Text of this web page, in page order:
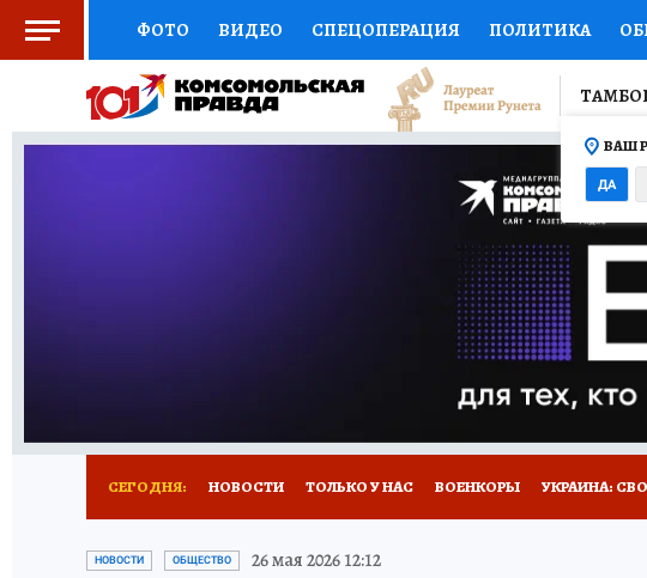
ФОТО ВИДЕО СПЕЦОПЕРАЦИЯ ПОЛИТИКА
СОЦПОДДЕРЖКА НАУКА СПОРТ КОЛУМНИСТЫ
ВЫБОР ЭКСПЕРТОВ ДОКТОР ФИНАНСЫ
ПРОГНОЗЫ НА СПОРТ
ТЕЛЕВИЗОР
НОВОЕ НА САЙТЕ РЕКЛАМА
ВАШ
ДА
СЕГОДНЯ: НОВОСТИ ТОЛЬКО У НАС ВОЕНКОРЫ УКРАИНА:
ИСПЫТАНО НА СЕБЕ
НОВОСТИ ОБЩЕСТВО 26 мая 2026 12:12